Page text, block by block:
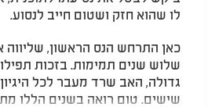
לו שהוא חזק ושטום חייב לנסוע.
כאן התרחש הנס הראשון,
שלוש שנים תמימות. בזכות
גדולה, האב שרד מעבר לכל
שישים. טום רואה בשנים הללו